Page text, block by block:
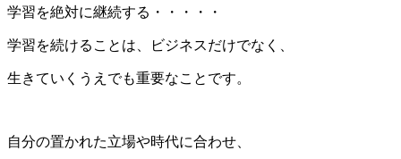
学習を絶対に継続する・・・・・
学習を続けることは、ビジネスだけでなく、
生きていくうえでも重要なことです。
自分の置かれた立場や時代に合わせ、